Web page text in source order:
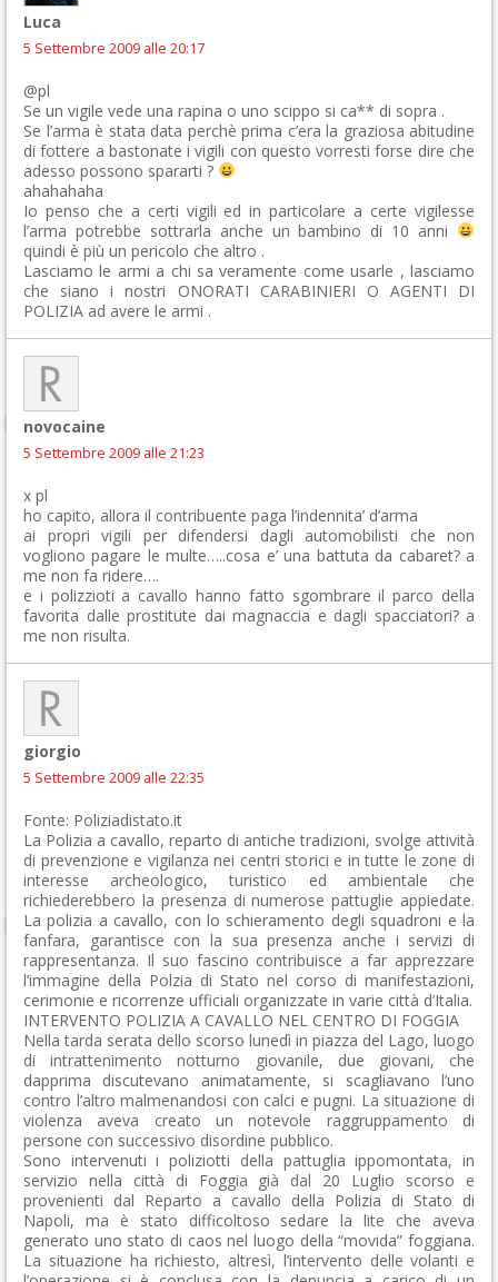
Luca
5 Settembre 2009 alle 20:17
@pl
Se un vigile vede una rapina o uno scippo si ca** di sopra .
Se l’arma è stata data perchè prima c’era la graziosa abitudine
di fottere a bastonate i vigili con questo vorresti forse dire che
adesso possono spararti ?
ahahahaha
Io penso che a certi vigili ed in particolare a certe vigilesse
l’arma potrebbe sottrarla anche un bambino di 10 anni
quindi è più un pericolo che altro .
Lasciamo le armi a chi sa veramente come usarle , lasciamo
che siano i nostri ONORATI CARABINIERI O AGENTI DI
POLIZIA ad avere le armi .
novocaine
5 Settembre 2009 alle 21:23
x pl
ho capito, allora il contribuente paga l’indennita’ d’arma
ai propri vigili per difendersi dagli automobilisti che non
vogliono pagare le multe…..cosa e’ una battuta da cabaret? a
me non fa ridere….
e i polizzioti a cavallo hanno fatto sgombrare il parco della
favorita dalle prostitute dai magnaccia e dagli spacciatori? a
me non risulta.
giorgio
5 Settembre 2009 alle 22:35
Fonte: Poliziadistato.it
La Polizia a cavallo, reparto di antiche tradizioni, svolge attività
di prevenzione e vigilanza nei centri storici e in tutte le zone di
interesse archeologico, turistico ed ambientale che
richiederebbero la presenza di numerose pattuglie appiedate.
La polizia a cavallo, con lo schieramento degli squadroni e la
fanfara, garantisce con la sua presenza anche i servizi di
rappresentanza. Il suo fascino contribuisce a far apprezzare
l’immagine della Polzia di Stato nel corso di manifestazioni,
cerimonie e ricorrenze ufficiali organizzate in varie città d’Italia.
INTERVENTO POLIZIA A CAVALLO NEL CENTRO DI FOGGIA
Nella tarda serata dello scorso lunedì in piazza del Lago, luogo
di intrattenimento notturno giovanile, due giovani, che
dapprima discutevano animatamente, si scagliavano l’uno
contro l’altro malmenandosi con calci e pugni. La situazione di
violenza aveva creato un notevole raggruppamento di
persone con successivo disordine pubblico.
Sono intervenuti i poliziotti della pattuglia ippomontata, in
servizio nella città di Foggia già dal 20 Luglio scorso e
provenienti dal Reparto a cavallo della Polizia di Stato di
Napoli, ma è stato difficoltoso sedare la lite che aveva
generato uno stato di caos nel luogo della “movida” foggiana.
La situazione ha richiesto, altresì, l’intervento delle volanti e